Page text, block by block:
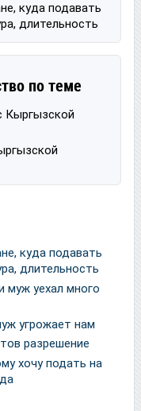
куда подавать
длительность
по теме
Кыргызской
куда подавать
длительность
муж уехал много
угрожает нам
разрешение
хочу подать на